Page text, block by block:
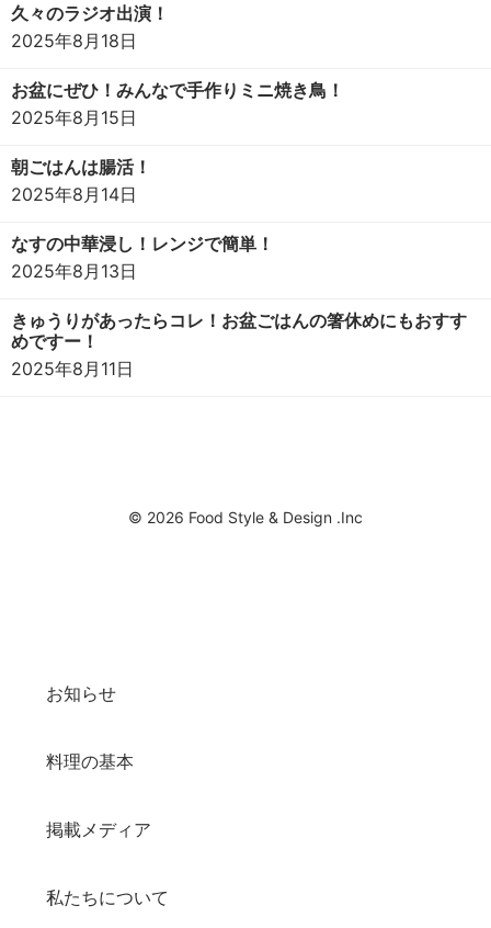
久々のラジオ出演！
2025年8月18日
お盆にぜひ！みんなで手作りミニ焼き鳥！
2025年8月15日
朝ごはんは腸活！
2025年8月14日
なすの中華浸し！レンジで簡単！
2025年8月13日
きゅうりがあったらコレ！お盆ごはんの箸休めにもおすす
めですー！
2025年8月11日
© 2026 Food Style & Design .Inc
お知らせ
料理の基本
掲載メディア
私たちについて